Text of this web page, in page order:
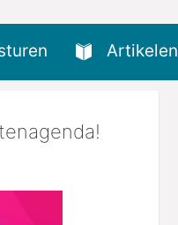
Artikelen